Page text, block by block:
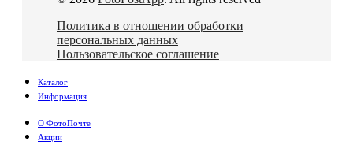
Политика в отношении обработки
персональных данных
Пользовательское соглашение
Каталог
Информация
О ФотоПочте
Акции